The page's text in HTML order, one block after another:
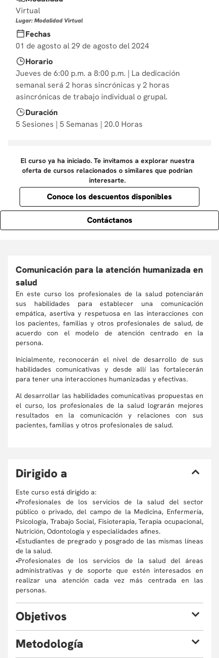
10. derecho
Virtual
Lugar: Modalidad Virtual
Fechas
01 de agosto al 29 de agosto del 2024
Horario
Jueves de 6:00 p.m. a 8:00 p.m. | La dedicación
semanal será 2 horas sincrónicas y 2 horas
asincrónicas de trabajo individual o grupal.
Duración
5 Sesiones | 5 Semanas | 20.0 Horas
El curso ya ha iniciado. Te invitamos a explorar nuestra
oferta de cursos relacionados o similares que podrían
interesarte.
Conoce los descuentos disponibles
Contáctanos
Comunicación para la atención humanizada en
salud
En este curso los profesionales de la salud potenciarán
sus habilidades para establecer una comunicación
empática, asertiva y respetuosa en las interacciones con
los pacientes, familias y otros profesionales de salud, de
acuerdo con el modelo de atención centrado en la
persona.
Inicialmente, reconocerán el nivel de desarrollo de sus
habilidades comunicativas y desde allí las fortalecerán
para tener una interacciones humanizadas y efectivas.
Al desarrollar las habilidades comunicativas propuestas en
el curso, los profesionales de la salud lograrán mejores
resultados en la comunicación y relaciones con sus
pacientes, familias y otros profesionales de salud.
Dirigido a
Este curso está dirigido a:
•Profesionales de los servicios de la salud del sector
público o privado, del campo de la Medicina, Enfermería,
Psicología, Trabajo Social, Fisioterapia, Terapia ocupacional,
Nutrición, Odontología y especialidades afines.
•Estudiantes de pregrado y posgrado de las mismas líneas
de la salud.
•Profesionales de los servicios de la salud del áreas
administrativas y de soporte que estén interesados en
realizar una atención cada vez más centrada en las
personas.
Objetivos
1. Reconocer los componentes y características del modelo
Metodología